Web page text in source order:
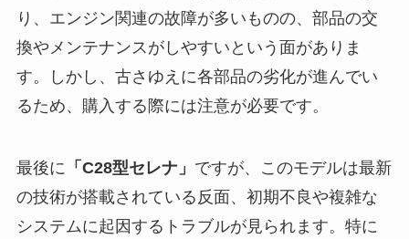
り、エンジン関連の故障が多いものの、部品の交
換やメンテナンスがしやすいという面がありま
す。しかし、古さゆえに各部品の劣化が進んでい
るため、購入する際には注意が必要です。
最後に 「C28型セレナ」 ですが、このモデルは最新
の技術が搭載されている反面、初期不良や複雑な
システムに起因するトラブルが見られます。特に